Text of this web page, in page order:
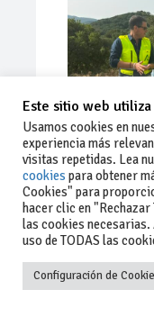
La Junta
A381
Este sitio web
Usamos cookies en
experiencia más
visitas repetidas. Lea
cookies para obtener
Cookies" para
hacer clic en
las cookies
uso de TODAS las
Configuración de